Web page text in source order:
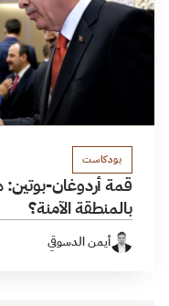
بودكاست
قمة أردوغان-
بالمنطقة الآمنة؟
أيمن الدسوقي